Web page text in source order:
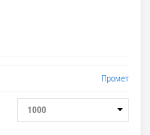
Промет
1000